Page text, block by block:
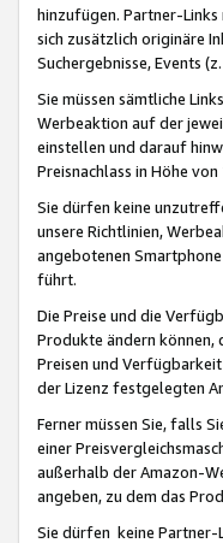
hinzufügen. Partner-
sich zusätzlich originäre
Suchergebnisse, Events
Sie müssen sämtliche
Werbeaktion auf der
einstellen und darauf
Preisnachlass in Höhe
Sie dürfen keine
unsere Richtlinien,
angebotenen
führt.
Die Preise und die
Produkte ändern können,
Preisen und
der Lizenz festgelegten
Ferner müssen Sie, falls
einer
außerhalb der Amazon-
angeben, zu dem das
Sie dürfen keine Partner-